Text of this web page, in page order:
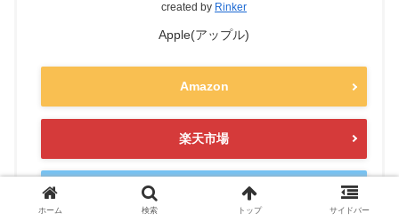
created by Rinker
Apple(アップル)
Amazon
楽天市場
Yahooショッピング
ホーム 検索 トップ サイドバー